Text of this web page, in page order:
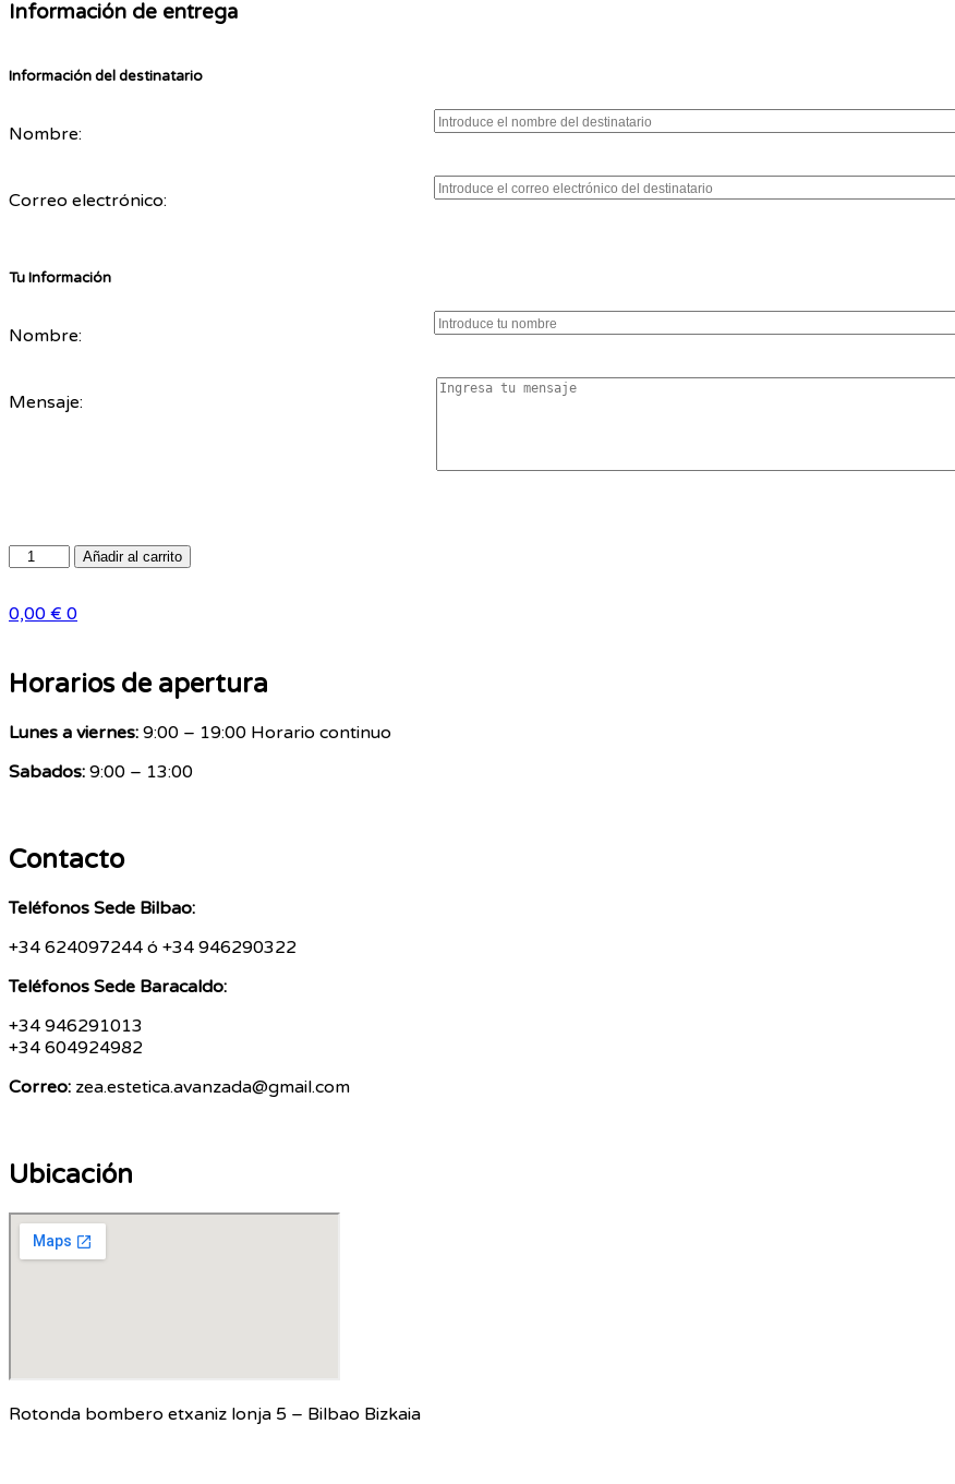
Información de entrega
Información del destinatario
Nombre:
Correo electrónico:
Tu Información
Nombre:
Mensaje:
Añadir al carrito
0,00 € 0
Horarios de apertura
Lunes a viernes: 9:00 – 19:00 Horario continuo
Sabados: 9:00 – 13:00
Contacto
Teléfonos Sede Bilbao:
+34 624097244 ó +34 946290322
Teléfonos Sede Baracaldo:
+34 946291013
+34 604924982
Correo: zea.estetica.avanzada@gmail.com
Ubicación
Rotonda bombero etxaniz lonja 5 – Bilbao Bizkaia